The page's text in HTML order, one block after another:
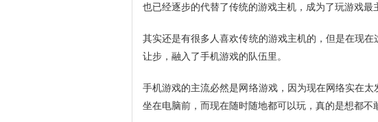
也已经逐步的代替了传统的游戏主机，成为了玩游戏最
其实还是有很多人喜欢传统的游戏主机的，但是在现
让步，融入了手机游戏的队伍里。
手机游戏的主流必然是网络游戏，因为现在网络实在
坐在电脑前，而现在随时随地都可以玩，真的是想都不